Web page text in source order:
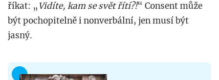
říkat: „Vidíte, kam se svět řítí?!“ Consent může
být pochopitelně i nonverbální, jen musí být
jasný.